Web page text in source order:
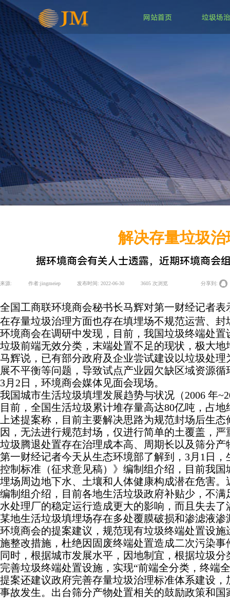
网站首页 垃圾场
解决存量垃圾
据环境商会有关人士透露，近期环境商会
来源: 作者:jingmeiep 发布时间: 2022-06-30 3605 次浏览 分享到:
全国工商联环境商会秘书长马辉对第一财经记者表
在存量垃圾治理方面也存在填埋场不规范运营、
环境商会在调研中发现，目前，我国垃圾终端处
垃圾前端无效分类，末端处置不足的现状，极大
马辉说，已有部分政府及企业尝试建设以垃圾处
展不平衡等问题，导致试点产业园欠缺区域资源
3月2日，环境商会媒体见面会现场。
我国城市生活垃圾填埋发展趋势与状况（2006 年
目前，全国生活垃圾累计堆存量高达80亿吨，占
上述提案称，目前主要解决思路为规范封场后生
因，无法进行规范封场，仅进行简单的土覆盖，
垃圾腾退处置存在治理成本高、周期长以及筛分产
第一财经记者今天从生态环境部了解到，3月1日
控制标准（征求意见稿）》编制组介绍，目前我
埋场周边地下水、土壤和人体健康构成潜在危害
编制组介绍，目前各地生活垃圾政府补贴少，不
水处理厂的稳定运行造成更大的影响，而且失去
某地生活垃圾填埋场存在多处覆膜破损和渗滤液
环境商会的提案建议，规范现有垃圾终端处置设
施整改措施，杜绝因固废终端处置造成二次污染事
同时，根据城市发展水平，因地制宜，根据垃圾
完善垃圾终端处置设施，实现“前端全分类，终端
提案还建议政府完善存量垃圾治理标准体系建设
事故发生。出台筛分产物处置相关的鼓励政策和